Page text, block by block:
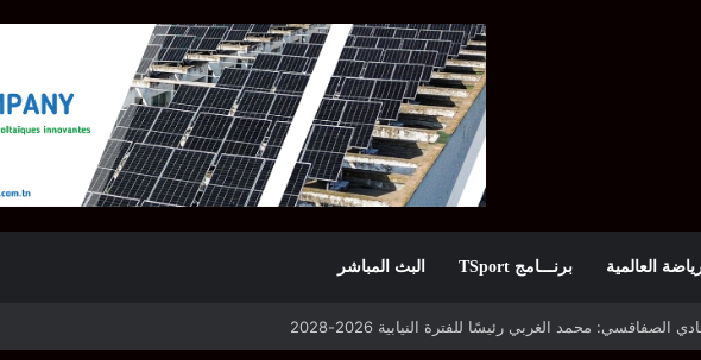
العالمية برنـــامج TSport البث المباشر
النادي الإفريقي في حال التأهل يواجه مازمبي أو ميدياما